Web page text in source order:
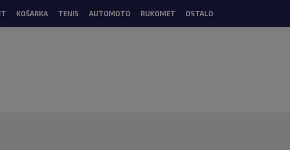
KOŠARKA TENIS AUTOMOTO RUKOMET OSTALO